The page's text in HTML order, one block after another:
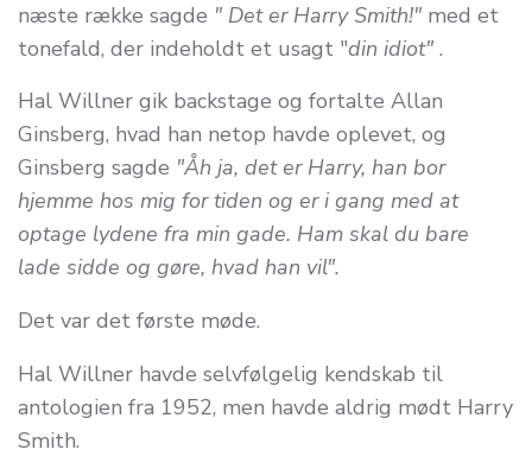
næste række sagde " Det er Harry Smith!" med et
tonefald, der indeholdt et usagt "din idiot" .
Hal Willner gik backstage og fortalte Allan
Ginsberg, hvad han netop havde oplevet, og
Ginsberg sagde "Åh ja, det er Harry, han bor
hjemme hos mig for tiden og er i gang med at
optage lydene fra min gade. Ham skal du bare
lade sidde og gøre, hvad han vil".
Det var det første møde.
Hal Willner havde selvfølgelig kendskab til
antologien fra 1952, men havde aldrig mødt Harry
Smith.